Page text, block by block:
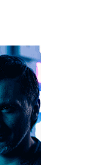
también